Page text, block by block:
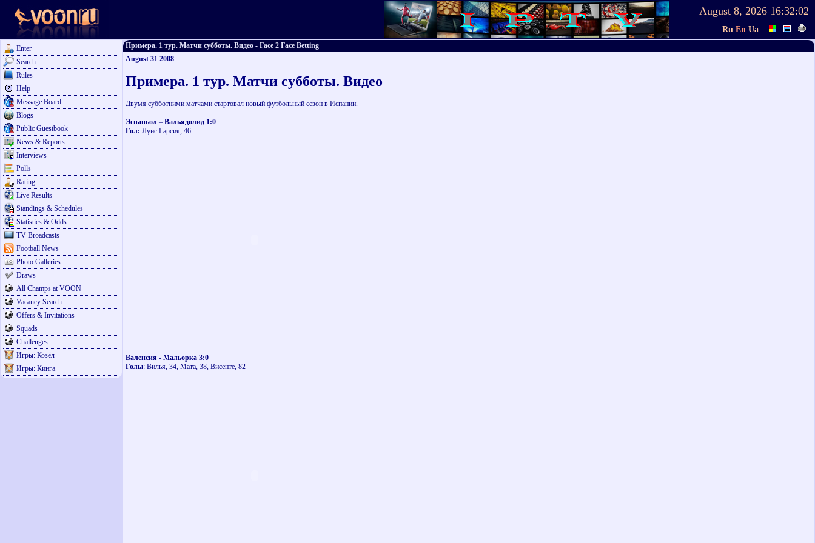
August 8, 2026 16:32:02
Ru En Ua
Enter
Search
Rules
Help
Message Board
Blogs
Public Guestbook
News & Reports
Interviews
Polls
Rating
Live Results
Standings & Schedules
Statistics & Odds
TV Broadcasts
Football News
Photo Galleries
Draws
All Champs at VOON
Vacancy Search
Offers & Invitations
Squads
Challenges
Игры: Козёл
Игры: Кинга
Примера. 1 тур. Матчи субботы. Видео - Face 2 Face Betting
August 31 2008
Примера. 1 тур. Матчи субботы. Видео
Двумя субботними матчами стартовал новый футбольный сезон в Испании.
Эспаньол – Вальядолид 1:0
Гол: Луис Гарсия, 46
Валенсия - Мальорка 3:0
Голы: Вилья, 34, Мата, 38, Висенте, 82